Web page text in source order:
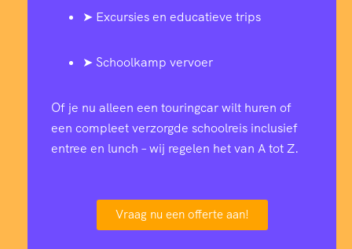
➤ Excursies en educatieve trips
➤ Schoolkamp vervoer
Of je nu alleen een touringcar wilt huren of
een compleet verzorgde schoolreis inclusief
entree en lunch – wij regelen het van A tot Z.
Vraag nu een offerte aan!